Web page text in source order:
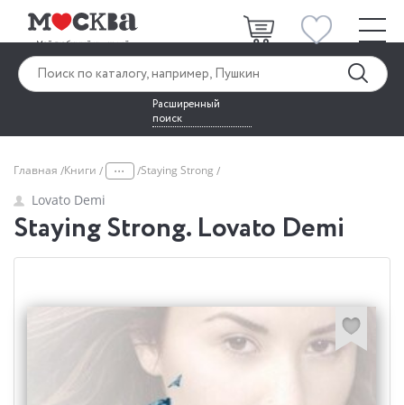
Расширенный
поиск
Главная Книги ... Staying Strong
Lovato Demi
Staying Strong. Lovato Demi